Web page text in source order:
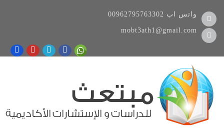
00962795763302 واتس اب
mobt3ath1@gmail.com